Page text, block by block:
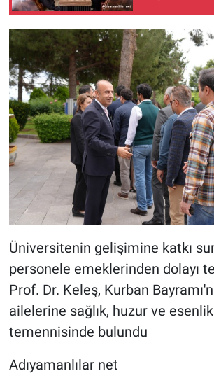
Üniversitenin gelişimine katkı
personele emeklerinden dolayı
Prof. Dr. Keleş, Kurban
ailelerine sağlık, huzur ve
temennisinde bulundu
Adıyamanlılar net